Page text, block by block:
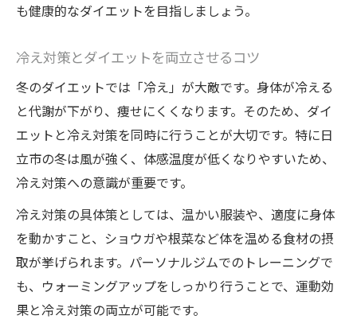
も健康的なダイエットを目指しましょう。
冷え対策とダイエットを両立させるコツ
冬のダイエットでは「冷え」が大敵です。身体が冷える
と代謝が下がり、痩せにくくなります。そのため、ダイ
エットと冷え対策を同時に行うことが大切です。特に日
立市の冬は風が強く、体感温度が低くなりやすいため、
冷え対策への意識が重要です。
冷え対策の具体策としては、温かい服装や、適度に身体
を動かすこと、ショウガや根菜など体を温める食材の摂
取が挙げられます。パーソナルジムでのトレーニングで
も、ウォーミングアップをしっかり行うことで、運動効
果と冷え対策の両立が可能です。